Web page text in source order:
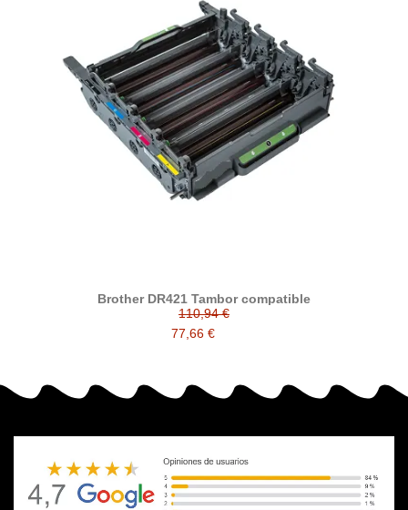
Brother DR421 Tambor compatible
110,94 €
77,66 €